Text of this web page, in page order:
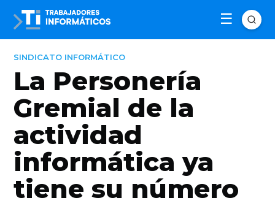
SINDICATO INFORMÁTICO
La Personería
Gremial de la
actividad
informática ya
tiene su número